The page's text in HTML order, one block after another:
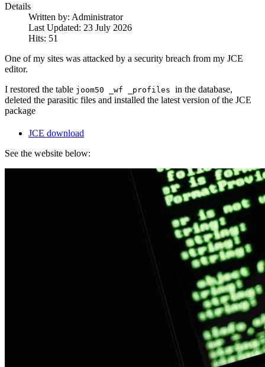
Details
Written by: Administrator
Last Updated: 23 July 2026
Hits: 51
One of my sites was attacked by a security breach from my JCE
editor.
I restored the table joom50 _wf _profiles in the database,
deleted the parasitic files and installed the latest version of the JCE
package
JCE download
See the website below: